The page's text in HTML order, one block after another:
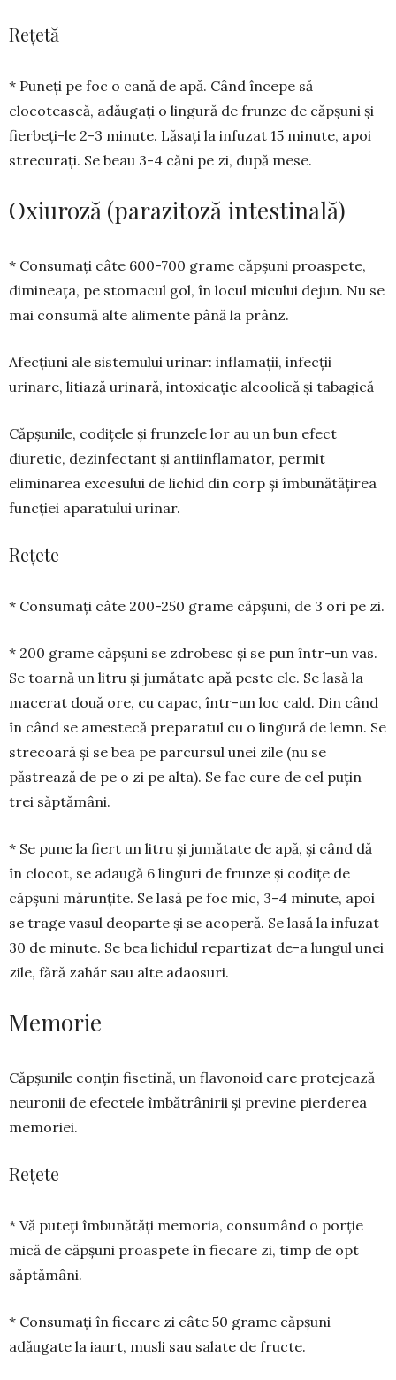
Rețetă
* Puneți pe foc o cană de apă. Când începe să
clocotească, adău­gați o lingură de frunze de căpșuni și
fierbeți-le 2-3 minute. Lăsați la infuzat 15 minute, apoi
strecurați. Se beau 3-4 căni pe zi, după mese.
Oxiuroză (parazitoză intestinală)
* Consumați câte 600-700 grame căpșuni proaspete,
dimineața, pe stomacul gol, în locul micului dejun. Nu se
mai consumă alte alimente până la prânz.
Afecțiuni ale sistemului urinar: inflamații, infecții
urinare, litiază urinară, intoxicație alcoolică și tabagică
Căpșunile, codițele și frun­zele lor au un bun efect
diuretic, dezinfectant și antiinflamator, permit
eliminarea excesului de lichid din corp și îmbunătățirea
funcției aparatului urinar.
Rețete
* Consumați câte 200-250 grame căp­șuni, de 3 ori pe zi.
* 200 grame căpșuni se zdrobesc și se pun într-un vas.
Se toarnă un litru și jumă­tate apă peste ele. Se lasă la
macerat două ore, cu ca­pac, într-un loc cald. Din când
în când se ames­tecă pre­paratul cu o lingură de lemn. Se
strecoară și se bea pe par­cursul unei zile (nu se
păstrea­ză de pe o zi pe alta). Se fac cure de cel puțin
trei săptă­mâni.
* Se pune la fiert un litru și jumătate de apă, și când dă
în clocot, se ada­u­gă 6 linguri de frunze și codițe de
căpșuni mărunțite. Se lasă pe foc mic, 3-4 minute, apoi
se trage vasul deoparte și se acoperă. Se la­să la infuzat
30 de minute. Se bea lichidul repartizat de-a lungul unei
zile, fără zahăr sau alte adaosuri.
Memorie
Căpșunile conțin fisetină, un flavo­noid care protejează
neuronii de efectele îmbătrânirii și previne pierderea
memoriei.
Rețete
* Vă puteți îmbunătăți memo­ria, consumând o porție
mică de căpșuni proaspete în fiecare zi, timp de opt
săptămâni.
* Consumați în fie­care zi câte 50 grame căpșuni
adăugate la iaurt, musli sau salate de fructe.